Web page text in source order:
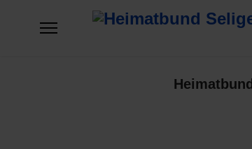
Heimatbund